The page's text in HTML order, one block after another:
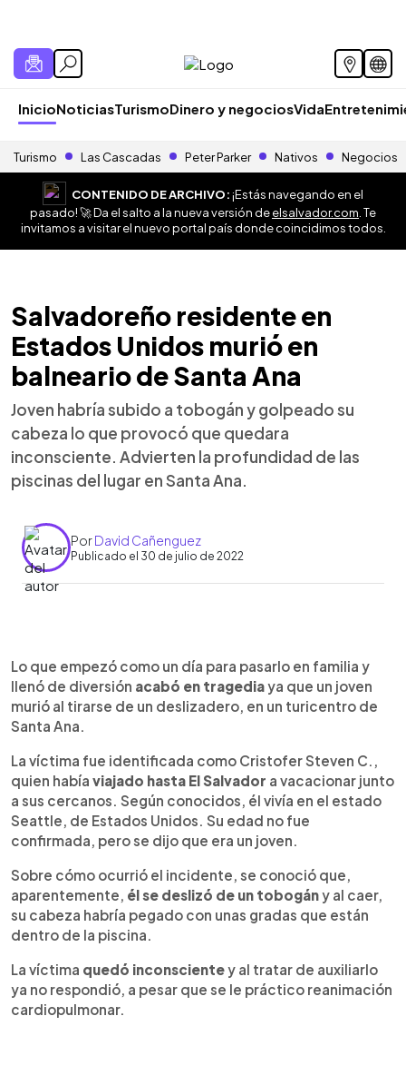
InicioNoticiasTurismoDinero y negociosVida
Turismo Las Cascadas Peter Parker Nativos Negocios
CONTENIDO DE ARCHIVO:¡Estás navegando en el
pasado! 🚀 Da el salto a la nueva versión deelsalvador.com . Te
invitamos a visitar el nuevo portal país donde coincidimos todos.
Salvadoreño residente en
Estados Unidos murió en
balneario de Santa Ana
Joven habría subido a tobogán y golpeado su
cabeza lo que provocó que quedara
inconsciente. Advierten la profundidad de las
piscinas del lugar en Santa Ana.
PorDavid Cañenguez
Publicado el 30 de julio de 2022
Escuchar artículo
Lo que empezó como un día para pasarlo en familia y
llenó de diversión acabó en tragediaya que un joven
murió al tirarse de un deslizadero, en un turicentro de
Santa Ana.
La víctima fue identificada como Cristofer Steven C.,
quien había viajado hasta El Salvador a vacacionar junto
a sus cercanos. Según conocidos, él vivía en el estado
Seattle, de Estados Unidos. Su edad no fue
confirmada, pero se dijo que era un joven.
Sobre cómo ocurrió el incidente, se conoció que,
aparentemente, él se deslizó de un tobogány al caer,
su cabeza habría pegado con unas gradas que están
dentro de la piscina.
La víctima quedó inconscientey al tratar de auxiliarlo
ya no respondió, a pesar que se le práctico reanimación
cardiopulmonar.